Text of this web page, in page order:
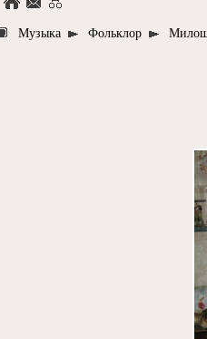
Музыка Фольклор